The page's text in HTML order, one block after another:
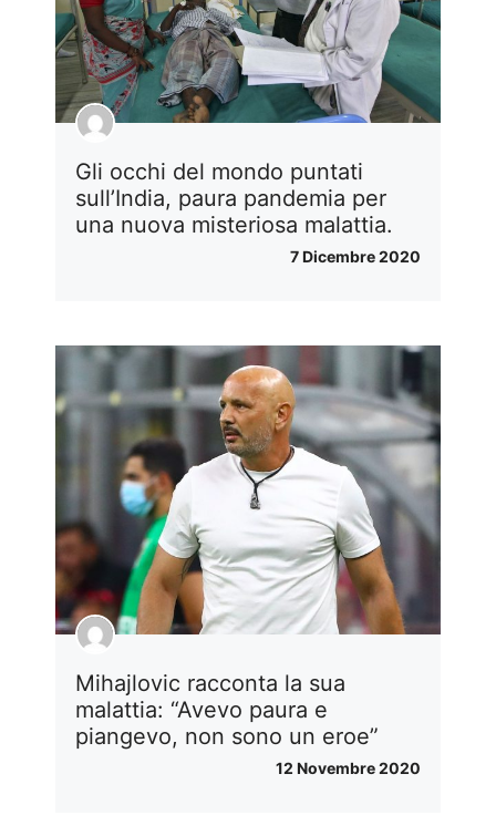
Gli occhi del mondo puntati
sull’India, paura pandemia per
una nuova misteriosa malattia.
7 Dicembre 2020
Mihajlovic racconta la sua
malattia: “Avevo paura e
piangevo, non sono un eroe”
12 Novembre 2020